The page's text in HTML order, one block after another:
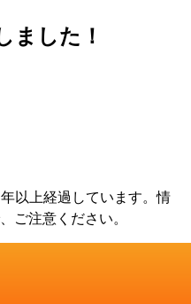
ました！
以上経過しています。情
ご注意ください。